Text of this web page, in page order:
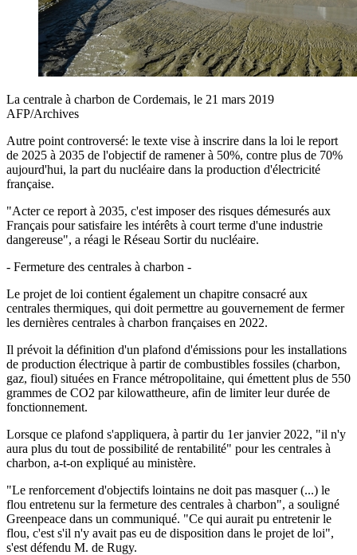
La centrale à charbon de Cordemais, le 21 mars 2019
AFP/Archives
Autre point controversé: le texte vise à inscrire dans la loi le report
de 2025 à 2035 de l'objectif de ramener à 50%, contre plus de 70%
aujourd'hui, la part du nucléaire dans la production d'électricité
française.
"Acter ce report à 2035, c'est imposer des risques démesurés aux
Français pour satisfaire les intérêts à court terme d'une industrie
dangereuse", a réagi le Réseau Sortir du nucléaire.
- Fermeture des centrales à charbon -
Le projet de loi contient également un chapitre consacré aux
centrales thermiques, qui doit permettre au gouvernement de fermer
les dernières centrales à charbon françaises en 2022.
Il prévoit la définition d'un plafond d'émissions pour les installations
de production électrique à partir de combustibles fossiles (charbon,
gaz, fioul) situées en France métropolitaine, qui émettent plus de 550
grammes de CO2 par kilowattheure, afin de limiter leur durée de
fonctionnement.
Lorsque ce plafond s'appliquera, à partir du 1er janvier 2022, "il n'y
aura plus du tout de possibilité de rentabilité" pour les centrales à
charbon, a-t-on expliqué au ministère.
"Le renforcement d'objectifs lointains ne doit pas masquer (...) le
flou entretenu sur la fermeture des centrales à charbon", a souligné
Greenpeace dans un communiqué. "Ce qui aurait pu entretenir le
flou, c'est s'il n'y avait pas eu de disposition dans le projet de loi",
s'est défendu M. de Rugy.